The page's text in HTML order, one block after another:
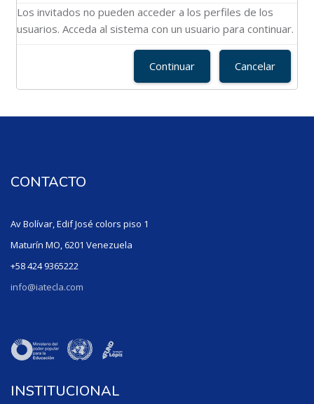
Los invitados no pueden acceder a los perfiles de los
usuarios. Acceda al sistema con un usuario para continuar.
Continuar Cancelar
CONTACTO
Av Bolívar, Edif José colors piso 1
Maturín MO, 6201 Venezuela
+58 424 9365222
info@iatecla.com
INSTITUCIONAL